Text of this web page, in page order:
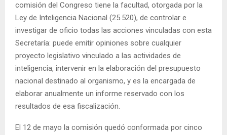
comisión del Congreso tiene la facultad, otorgada por la
Ley de Inteligencia Nacional (25.520), de controlar e
investigar de oficio todas las acciones vinculadas con esta
Secretaría: puede emitir opiniones sobre cualquier
proyecto legislativo vinculado a las actividades de
inteligencia, intervenir en la elaboración del presupuesto
nacional destinado al organismo, y es la encargada de
elaborar anualmente un informe reservado con los
resultados de esa fiscalización.
El 12 de mayo la comisión quedó conformada por cinco